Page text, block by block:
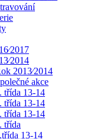
2013⁄2014
akce
třída 13-14
třída 13-14
třída 13-14
třída
13-14